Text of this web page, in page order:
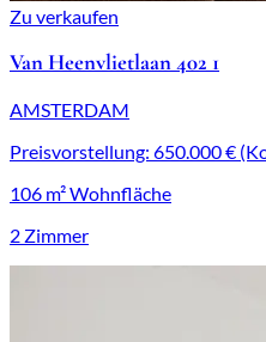
Zu verkaufen
Van Heenvlietlaan 402 1
AMSTERDAM
Preisvorstellung: 650.000 €
106 m² Wohnfläche
2 Zimmer